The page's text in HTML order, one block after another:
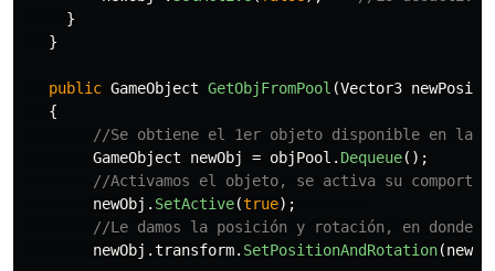
}
}
public GameObject GetObjFromPool (Vector3
{
//Se obtiene el 1er objeto disponible en la
GameObject
newObj = objPool . Dequeue();
//Activamos el objeto, se activa su
newObj . SetActive(true);
//Le damos la posición y rotación, en donde
newObj .transform. SetPositionAndRotation(